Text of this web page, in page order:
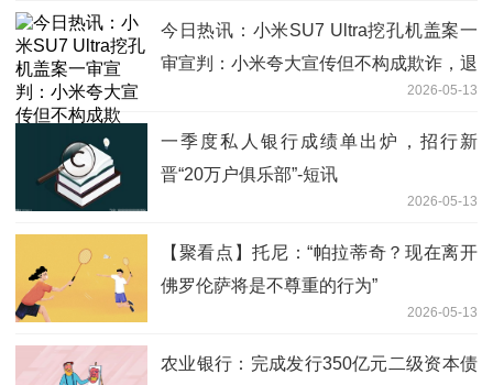
今日热讯：小米SU7 Ultra挖孔机盖案一
审宣判：小米夸大宣传但不构成欺诈，退
2026-05-13
一季度私人银行成绩单出炉，招行新
晋“20万户俱乐部”-短讯
2026-05-13
【聚看点】托尼：“帕拉蒂奇？现在离开
佛罗伦萨将是不尊重的行为”
2026-05-13
农业银行：完成发行350亿元二级资本债